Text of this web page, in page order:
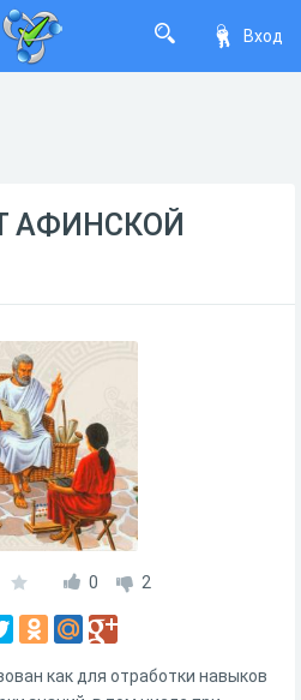
Вход
АФИНСКОЙ
0 2
как для отработки навыков